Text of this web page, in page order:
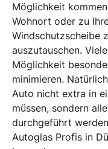
Möglichkeit
Wohnort oder zu
Windschutzscheibe
auszutauschen.
Möglichkeit
minimieren.
Auto nicht extra in
müssen, sondern
durchgeführt
Autoglas Profis in